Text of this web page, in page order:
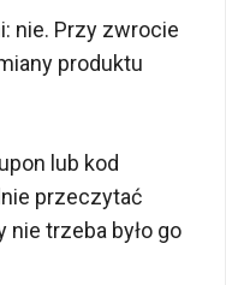
nie. Przy zwrocie
produktu
lub kod
przeczytać
trzeba było go